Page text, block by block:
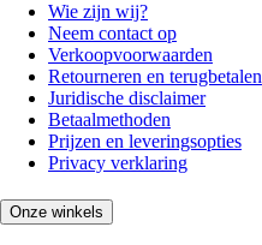
Wie zijn wij?
Neem contact op
Verkoopvoorwaarden
Retourneren en terugbetalen
Juridische disclaimer
Betaalmethoden
Prijzen en leveringsopties
Privacy verklaring
Onze winkels